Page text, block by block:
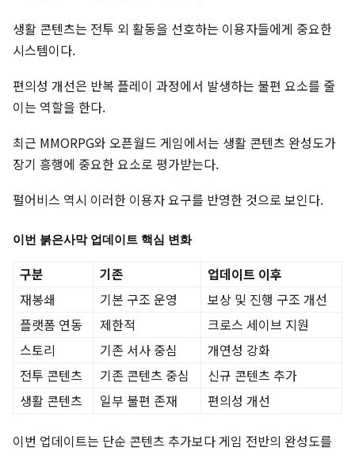
생활 콘텐츠는 전투 외 활동을 선호하는 이용자들에게 중요한
시스템이다.
편의성 개선은 반복 플레이 과정에서 발생하는 불편 요소를 줄
이는 역할을 한다.
최근 MMORPG와 오픈월드 게임에서는 생활 콘텐츠 완성도가
장기 흥행에 중요한 요소로 평가받는다.
펄어비스 역시 이러한 이용자 요구를 반영한 것으로 보인다.
이번 붉은사막 업데이트 핵심 변화
구분 기존
업데이트 이후
재봉쇄
기본 구조 운영
보상 및 진행 구조 개선
플랫폼 연동
제한적
크로스 세이브 지원
스토리
기존 서사 중심
개연성 강화
전투 콘텐츠
기존 콘텐츠 중심
신규 콘텐츠 추가
생활 콘텐츠
일부 불편 존재 편의성 개선
이번 업데이트는 단순 콘텐츠 추가보다 게임 전반의 완성도를